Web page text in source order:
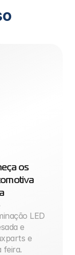
os
LED
e
e
feira.